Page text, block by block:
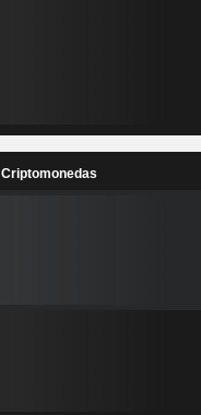
Criptomonedas